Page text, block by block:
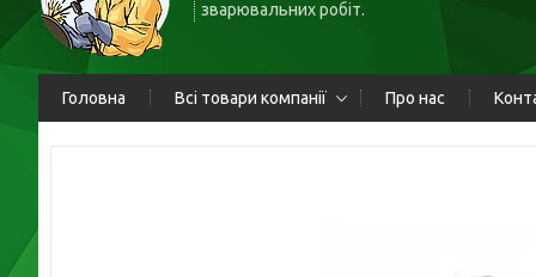
зварювальних робіт.
Головна Всі товари компанії Про нас